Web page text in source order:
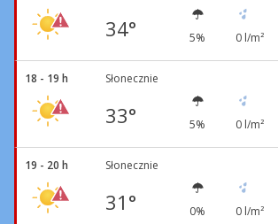
34° 5% 0 l/m²
18 - 19 h Słonecznie
33° 5% 0 l/m²
19 - 20 h Słonecznie
31° 0% 0 l/m²